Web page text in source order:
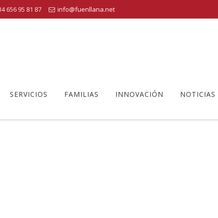
656 95 81 87 info@fuenllana.net
SERVICIOS FAMILIAS INNOVACIÓN NOTICIAS